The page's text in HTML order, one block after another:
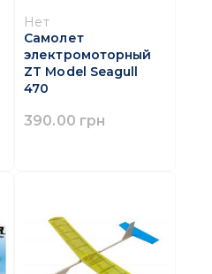
Нет
Самолет
электромоторный
ZT Model Seagull
470
390.00 грн